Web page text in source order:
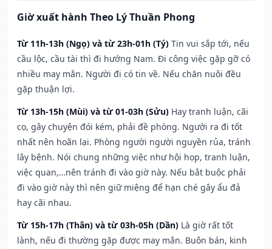
Giờ xuất hành Theo Lý Thuần Phong
Từ 11h-13h (Ngọ) và từ 23h-01h (Tý) Tin vui sắp tới, nếu
cầu lộc, cầu tài thì đi hướng Nam. Đi công việc gặp gỡ có
nhiều may mắn. Người đi có tin về. Nếu chăn nuôi đều
gặp thuận lợi.
Từ 13h-15h (Mùi) và từ 01-03h (Sửu) Hay tranh luận, cãi
cọ, gây chuyện đói kém, phải đề phòng. Người ra đi tốt
nhất nên hoãn lại. Phòng người người nguyền rủa, tránh
lây bệnh. Nói chung những việc như hội họp, tranh luận,
việc quan,…nên tránh đi vào giờ này. Nếu bắt buộc phải
đi vào giờ này thì nên giữ miệng để hạn ché gây ẩu đả
hay cãi nhau.
Từ 15h-17h (Thân) và từ 03h-05h (Dần) Là giờ rất tốt
lành, nếu đi thường gặp được may mắn. Buôn bán, kinh